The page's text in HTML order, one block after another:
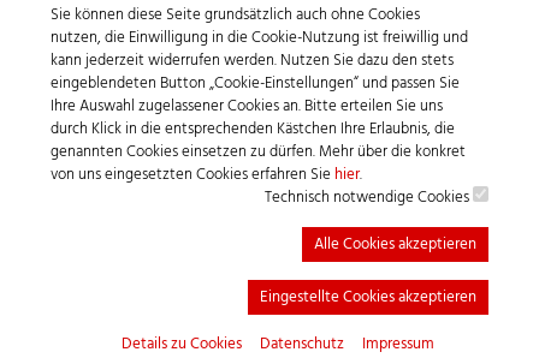
Sie können diese Seite grundsätzlich auch ohne Cookies
nutzen, die Einwilligung in die Cookie-Nutzung ist freiwillig und
kann jederzeit widerrufen werden. Nutzen Sie dazu den stets
eingeblendeten Button „Cookie-Einstellungen“ und passen Sie
Ihre Auswahl zugelassener Cookies an. Bitte erteilen Sie uns
durch Klick in die entsprechenden Kästchen Ihre Erlaubnis, die
genannten Cookies einsetzen zu dürfen. Mehr über die konkret
von uns eingesetzten Cookies erfahren Sie hier.
Technisch notwendige Cookies
Alle Cookies akzeptieren
Eingestellte Cookies akzeptieren
Details zu Cookies
Datenschutz Impressum
Alle Rechte vorbehalten.
Gestaltung & Umsetzung:
www.gildner.de